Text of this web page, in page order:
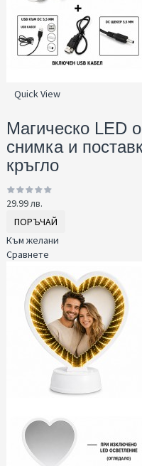
Quick View
Магическо LED
снимка и
кръгло
29.99 лв.
ПОРЪЧАЙ
Към желани
Сравнете